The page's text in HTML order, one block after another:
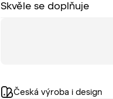
Skvěle se doplňuje
Česká výroba i design